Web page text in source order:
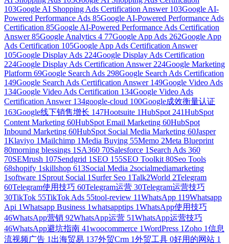
103Google AI Shopping Ads Certification Answer 103Google AI-
Powered Performance Ads 85Google AI-Powered Performance Ads
Certification 85Google AI-Powered Performance Ads Certification
Answer85Google Analytics 4 77Google App Ads 262Google App
Ads Certification 105Google App Ads Certification Answer
105Google Display Ads 224Google Display Ads Certification
224Google Display Ads Certification Answer 224Google Marketing
Platform 69Google Search Ads 298Google Search Ads Certification
149Google Search Ads Certification Answer 149Google Video Ads
134Google Video Ads Certification 134Google Video Ads
Certification Answer 134google-cloud 100Google成效衡量认证
163Google线下销售增长 147Hootsuite 1HubSpot 241HubSpot
Content Marketing 60HubSpot Email Marketing 60HubSpot
Inbound Marketing 60HubSpot Social Media Marketing 60Jasper
1Klaviyo 1Mailchimp 1Media Buying 55Memo 2Meta Blueprint
80morning blessings 1 SA360 70Salesforce 1 Search Ads 360
70SEMrush 107Sendgrid 1 SEO 155SEO Toolkit 80Seo Tools
68shopify 1skillshop 613Social Media 2socialmediamarketing
1software 1 Sprout Social 1 Surfer Seo 1Talk2World 2Telegram
60Telegram使用技巧 60Telegram运营 30Telegram运营技巧
30TikTok 55TikTok Ads 55tool-review 11WhatsApp 119Whatsapp
Api 1Whatsapp Business 1whatsapptips 1WhatsApp使用技巧
46WhatsApp营销 92WhatsApp运营 51WhatsApp运营技巧
46WhatsApp避坑指南 41woocommerce 1WordPress 1 Zoho 1信息
流视频广告 1 出海贸易 137外贸Crm 1外贸工具 0好用的网站 1